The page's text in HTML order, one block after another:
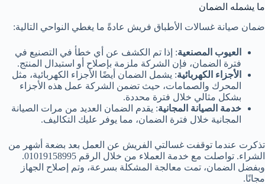
ما يشمله الضمان
ضمان صيانة غسالات الأطباق فريش عادةً ما يغطي النواحي التالية:
العيوب المصنعية: إذا تم الكشف عن أي خطأ في التصنيع في
فترة الضمان، فإن الشركة ملزمة بإصلاح أو استبدال المنتج.
الأجزاء الكهربائية: يشمل الضمان أيضًا الأجزاء الكهربائية، مثل
المحرك والصمامات، حيث تضمن الشركة عمل هذه الأجزاء
بشكل مثالي خلال فترة محددة.
خدمة الصيانة المجانية: يقدم الضمان العديد من مرات الصيانة
المجانية خلال فترة الضمان، مما يوفر عليك التكاليف.
تذكرت عندما توقفت غسالتي الفريش عن العمل بعد بضعة أشهر من
الشراء. تواصلت مع خدمة العملاء من خلال الرقم 01019158995.
وبفضل الضمان، تمت معالجة المشكلة بسرعة، وتم إصلاح الجهاز
مجانًا.